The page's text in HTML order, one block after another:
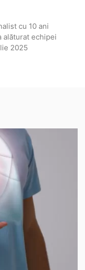
cu 10 ani
alăturat echipei
2025